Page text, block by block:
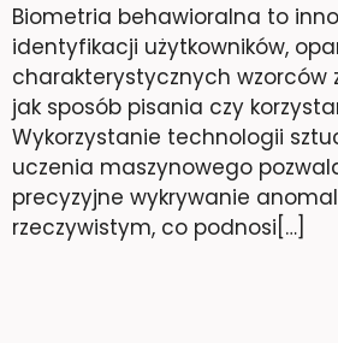
Biometria behawioralna to
identyfikacji użytkowników,
charakterystycznych wzorców
jak sposób pisania czy
Wykorzystanie technologii
uczenia maszynowego
precyzyjne wykrywanie
rzeczywistym, co podnosi[…]